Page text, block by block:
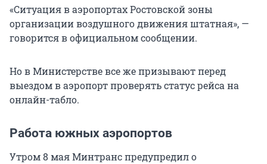
«Ситуация в аэропортах Ростовской зоны
организации воздушного движения штатная», —
говорится в официальном сообщении.
Но в Министерстве все же призывают перед
выездом в аэропорт проверять статус рейса на
онлайн-табло.
Работа южных аэропортов
Утром 8 мая Минтранс предупредил о